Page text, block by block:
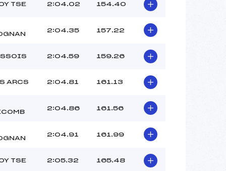
TSE 2:04.02 154.40
2:04.35 157.22
2:04.59 159.26
ARCS 2:04.81 161.13
2:04.86 161.56
2:04.91 161.99
TSE 2:05.32 165.48